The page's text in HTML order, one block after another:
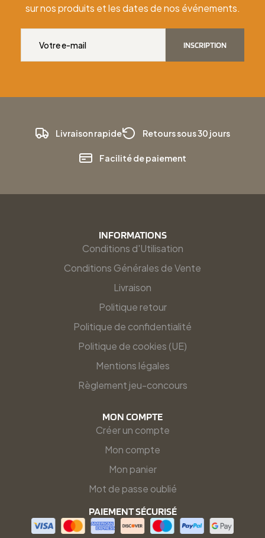
sur nos produits et les dates de nos événements.
INSCRIPTION
Livraison rapide Retours sous 30 jours
Facilité de paiement
INFORMATIONS
Conditions d'Utilisation
Conditions Générales de Vente
Livraison
Politique retour
Politique de confidentialité
Politique de cookies (UE)
Mentions légales
Règlement jeu-concours
MON COMPTE
Créer un compte
Mon compte
Mon panier
Mot de passe oublié
PAIEMENT SÉCURISÉ